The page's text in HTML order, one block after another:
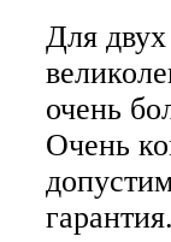
Для
очень
Очень
гарантия.